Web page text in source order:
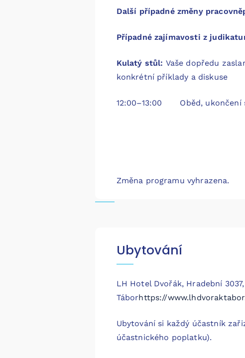
Další případné změny
Případné zajímavosti z
Kulatý stůl: Vaše dopředu
konkrétní příklady a diskuse
12:00–13:00 Oběd, ukončení
Změna programu vyhrazena.
Ubytování
LH Hotel Dvořák, Hradební 3037,
Táborhttps://
Ubytování si každý účastník
účastnického poplatku).